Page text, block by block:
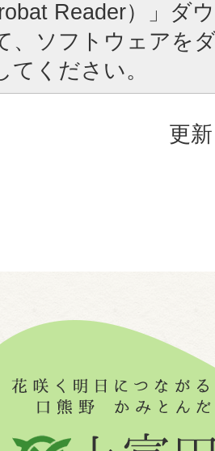
Reader）」ダ
、ソフトウェアを
てください。
更